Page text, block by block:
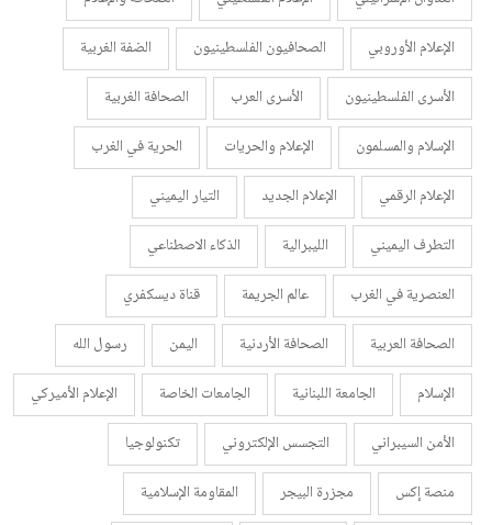
الإعلام الأوروبي
الصحافيون الفلسطينيون
الضفة الغربية
الأسرى الفلسطينيون
الأسرى العرب
الصحافة الغربية
الإسلام والمسلمون
الإعلام والحريات
الحرية في الغرب
الإعلام الرقمي
الإعلام الجديد
التيار اليميني
التطرف اليميني
الليبرالية
الذكاء الاصطناعي
العنصرية في الغرب
عالم الجريمة
قناة ديسكفري
الصحافة العربية
الصحافة الأردنية اليمن
رسول الله
الإسلام
الجامعة اللبنانية الجامعات الخاصة
الإعلام الأميركي
الأمن السيبراني
التجسس الإلكتروني
تكنولوجيا
منصة إكس
مجزرة البيجر
المقاومة الإسلامية